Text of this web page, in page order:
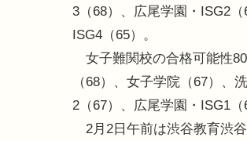
3（68）、広尾学園・ISG2
ISG4（65）。
女子難関校の合格可能性
（68）、女子学院（67）、
2（67）、広尾学園・ISG1（
2月2日午前は渋谷教育渋